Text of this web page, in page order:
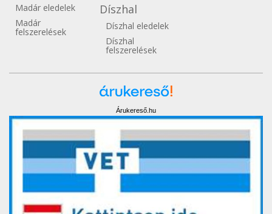
Madár eledelek
Madár
felszerelések
Díszhal
Díszhal eledelek
Díszhal
felszerelések
Árukereső.hu